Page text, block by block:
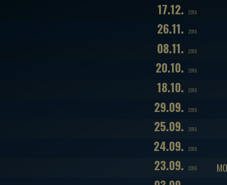
17.12. 2016
26.11. 2016
08.11. 2016
20.10. 2016
18.10. 2016
29.09. 2016
25.09. 2016
24.09. 2016
23.09. 2016